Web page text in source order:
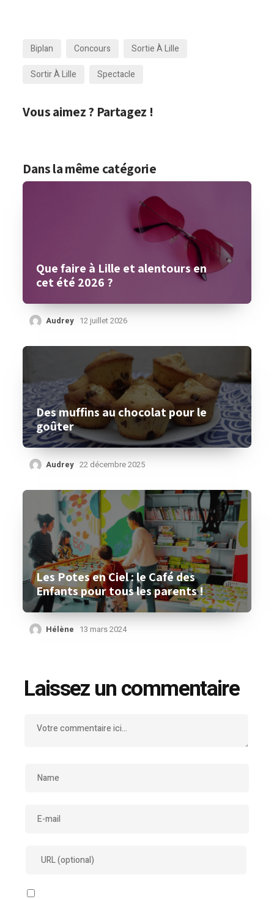
Biplan Concours
Sortie À Lille
Sortir À Lille
Spectacle
Vous aimez ? Partagez !
Dans la même catégorie
Que faire à Lille et alentours en
cet été 2026 ?
Audrey 12 juillet 2026
Des muffins au chocolat pour le
goûter
Audrey 22 décembre 2025
Les Potes en Ciel : le Café des
Enfants pour tous les parents !
Hélène 13 mars 2024
Laissez un commentaire